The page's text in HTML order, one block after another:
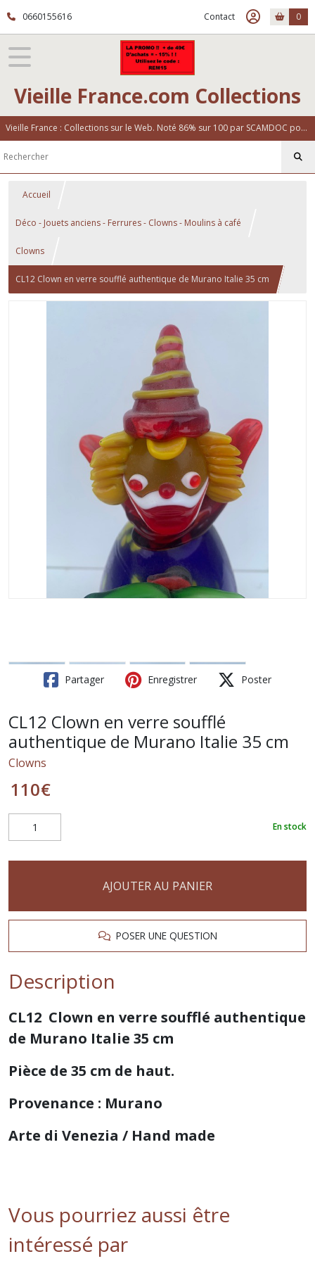
0660155616 Contact 0
Vieille France.com Collections
Vieille France : Collections sur le Web. Noté 86% sur 100 par SCAMDOC pour notre fiabilité
Accueil
Déco - Jouets anciens - Ferrures - Clowns - Moulins à café
Clowns
CL12 Clown en verre soufflé authentique de Murano Italie 35 cm
Partager Enregistrer Poster
CL12 Clown en verre soufflé
authentique de Murano Italie 35 cm
Clowns
110€
En stock
AJOUTER AU PANIER
POSER UNE QUESTION
Description
CL12 Clown en verre soufflé authentique
de Murano Italie 35 cm
Pièce de 35 cm de haut.
Provenance : Murano
Arte di Venezia / Hand made
Vous pourriez aussi être
intéressé par